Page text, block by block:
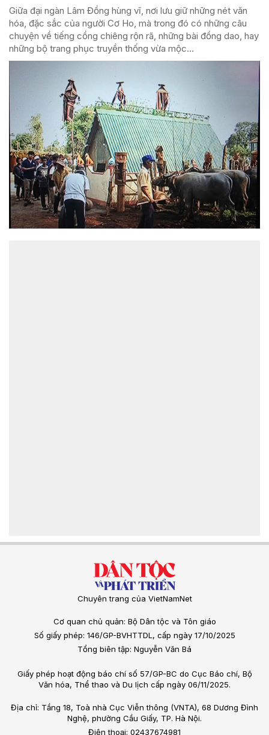
Giữa đại ngàn Lâm Đồng hùng vĩ, nơi lưu giữ những nét văn
hóa, đặc sắc của người Cơ Ho, mà trong đó có những câu
chuyện về tiếng cồng chiêng rộn rã, những bài đồng dao, hay
những bộ trang phục truyền thống vừa mộc...
Chuyên trang của VietNamNet
Cơ quan chủ quản: Bộ Dân tộc và Tôn giáo
Số giấy phép: 146/GP-BVHTTDL, cấp ngày 17/10/2025
Tổng biên tập: Nguyễn Văn Bá
Giấy phép hoạt động báo chí số 57/GP-BC do Cục Báo chí, Bộ
Văn hóa, Thể thao và Du lịch cấp ngày 06/11/2025.
Địa chỉ: Tầng 18, Toà nhà Cục Viễn thông (VNTA), 68 Dương Đình
Nghệ, phường Cầu Giấy, TP. Hà Nội.
Điện thoại: 02437674981